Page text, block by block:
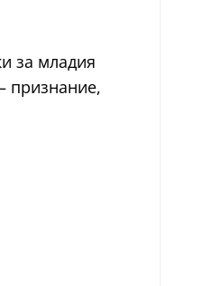
за младия
признание,